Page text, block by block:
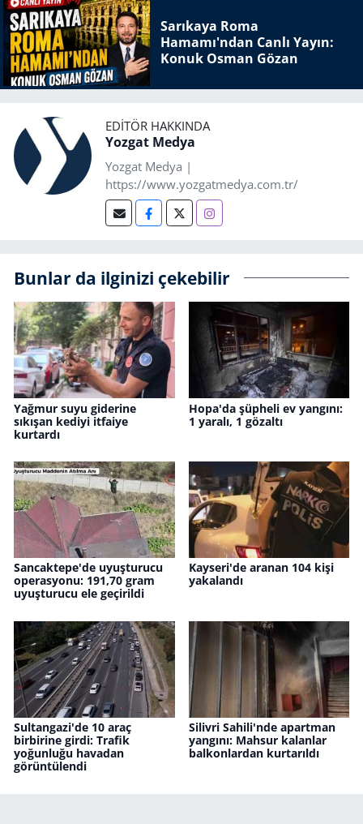
Sarıkaya Roma
Hamamı'ndan Canlı Yayın:
Konuk Osman Gözan
EDITÖR HAKKINDA
Yozgat Medya
Yozgat Medya |
https://www.yozgatmedya.com.tr/
Bunlar da ilginizi çekebilir
Yağmur suyu giderine
sıkışan kediyi itfaiye
kurtardı
Hopa'da şüpheli ev yangını:
1 yaralı, 1 gözaltı
Sancaktepe'de uyuşturucu
operasyonu: 191,70 gram
uyuşturucu ele geçirildi
Kayseri'de aranan 104 kişi
yakalandı
Sultangazi'de 10 araç
birbirine girdi: Trafik
yoğunluğu havadan
görüntülendi
Silivri Sahili'nde apartman
yangını: Mahsur kalanlar
balkonlardan kurtarıldı